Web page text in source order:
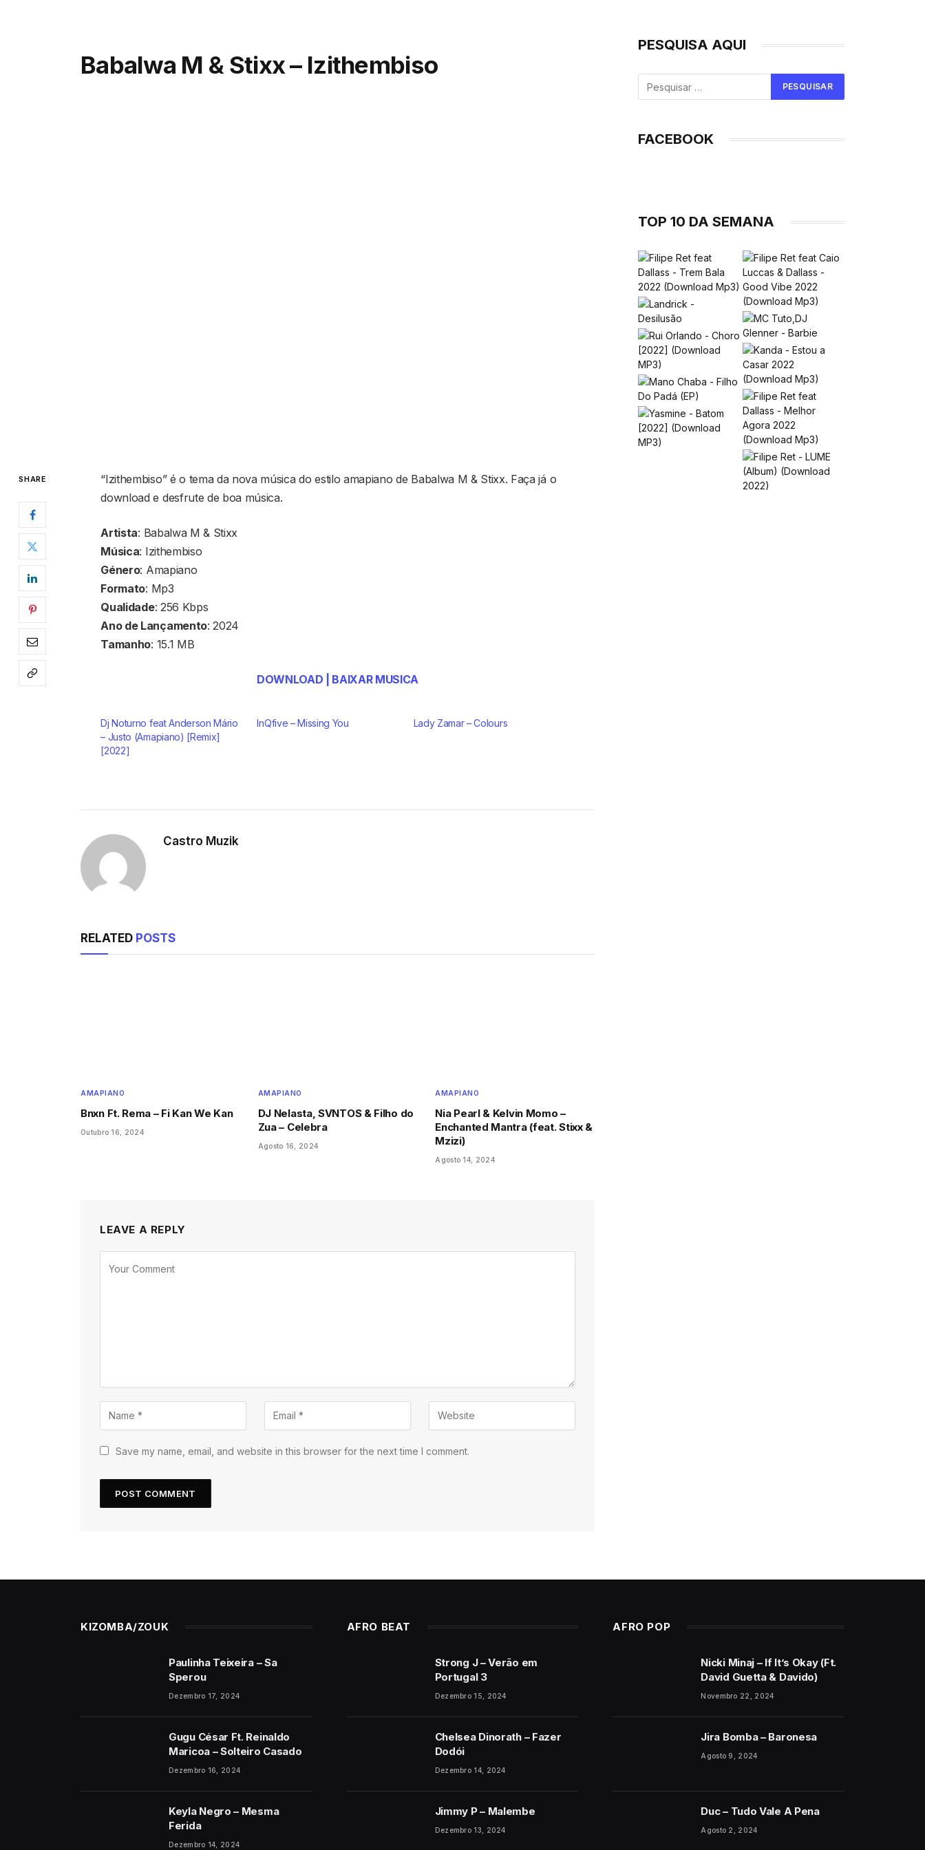
Babalwa M & Stixx – Izithembiso
SHARE
“Izithembiso” é o tema da nova música do estilo amapiano de Babalwa M & Stixx. Faça já o
download e desfrute de boa música.
Artista: Babalwa M & Stixx
Música: Izithembiso
Género: Amapiano
Formato: Mp3
Qualidade: 256 Kbps
Ano de Lançamento: 2024
Tamanho: 15.1 MB
DOWNLOAD | BAIXAR MUSICA
Dj Noturno feat Anderson Mário
– Justo (Amapiano) [Remix]
[2022]
InQfive – Missing You Lady Zamar – Colours
Castro Muzik
RELATED POSTS
AMAPIANO
Bnxn Ft. Rema – Fi Kan We Kan
Outubro 16, 2024
AMAPIANO
DJ Nelasta, SVNTOS & Filho do
Zua – Celebra
Agosto 16, 2024
AMAPIANO
Nia Pearl & Kelvin Momo –
Enchanted Mantra (feat. Stixx &
Mzizi)
Agosto 14, 2024
LEAVE A REPLY
Save my name, email, and website in this browser for the next time I comment.
PESQUISA AQUI
FACEBOOK
TOP 10 DA SEMANA
KIZOMBA/ZOUK
Paulinha Teixeira – Sa
Sperou
Dezembro 17, 2024
Gugu César Ft. Reinaldo
Maricoa – Solteiro Casado
Dezembro 16, 2024
Keyla Negro – Mesma
Ferida
Dezembro 14, 2024
AFRO BEAT
Strong J – Verão em
Portugal 3
Dezembro 15, 2024
Chelsea Dinorath – Fazer
Dodói
Dezembro 14, 2024
Jimmy P – Malembe
Dezembro 13, 2024
AFRO POP
Nicki Minaj – If It’s Okay (Ft.
David Guetta & Davido)
Novembro 22, 2024
Jira Bomba – Baronesa
Agosto 9, 2024
Duc – Tudo Vale A Pena
Agosto 2, 2024